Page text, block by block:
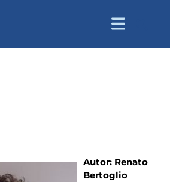
Autor: Renato
Bertoglio